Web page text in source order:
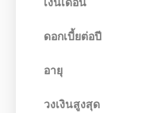
ดอกเบี้ยต่อปี
อายุ
วงเงินสูงสุด